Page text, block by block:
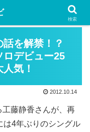
を解禁！？
ロデビュー25
気！
2012.10.14
藤静香さんが、再
は4年ぶりのシングル
検索